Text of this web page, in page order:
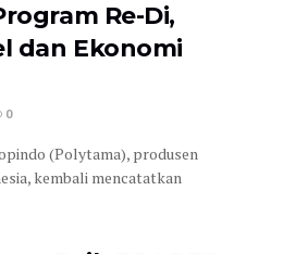
Re-Di,
dan Ekonomi
0
(Polytama), produsen
kembali mencatatkan